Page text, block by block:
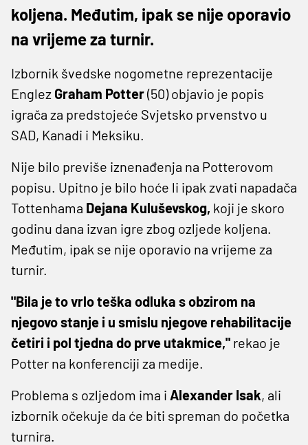
koljena. Međutim, ipak se nije oporavio
na vrijeme za turnir.
Izbornik švedske nogometne reprezentacije
Englez Graham Potter(50) objavio je popis
igrača za predstojeće Svjetsko prvenstvo u
SAD, Kanadi i Meksiku.
Nije bilo previše iznenađenja na Potterovom
popisu. Upitno je bilo hoće li ipak zvati napadača
Tottenhama Dejana Kuluševskog, koji je skoro
godinu dana izvan igre zbog ozljede koljena.
Međutim, ipak se nije oporavio na vrijeme za
turnir.
"Bila je to vrlo teška odluka s obzirom na
njegovo stanje i u smislu njegove rehabilitacije
četiri i pol tjedna do prve utakmice," rekao je
Potter na konferenciji za medije.
Problema s ozljedom ima i Alexander Isak, ali
izbornik očekuje da će biti spreman do početka
turnira.